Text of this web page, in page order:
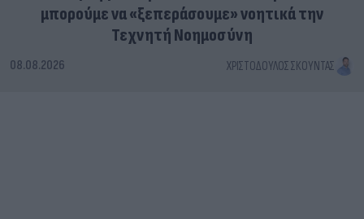
μπορούμε να «ξεπεράσουμε» νοητικά την
Τεχνητή Νοημοσύνη
08.08.2026 ΧΡΙΣΤΌΔΟΥΛΟΣ ΣΚΟΎΝΤΑΣ